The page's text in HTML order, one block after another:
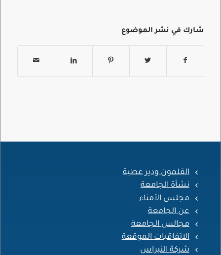
شارك في نشر الموضوع
القلمون ودير عطية
نشأة الجامعة
مجلس الأمناء
عن الجامعة
مجالس الجامعة
الاتفاقيات الموقعة
شركة النبراس